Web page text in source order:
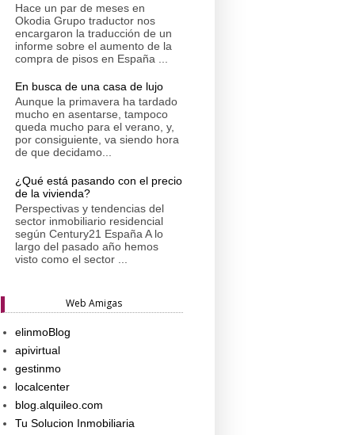
Hace un par de meses en
Okodia Grupo traductor nos
encargaron la traducción de un
informe sobre el aumento de la
compra de pisos en España ...
En busca de una casa de lujo
Aunque la primavera ha tardado
mucho en asentarse, tampoco
queda mucho para el verano, y,
por consiguiente, va siendo hora
de que decidamo...
¿Qué está pasando con el precio
de la vivienda?
Perspectivas y tendencias del
sector inmobiliario residencial
según Century21 España A lo
largo del pasado año hemos
visto como el sector ...
Web Amigas
elinmoBlog
apivirtual
gestinmo
localcenter
blog.alquileo.com
Tu Solucion Inmobiliaria